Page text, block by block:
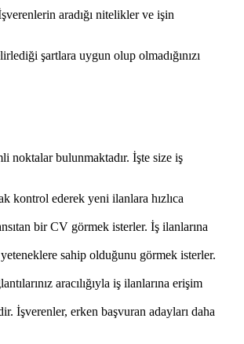
aradığı nitelikler ve işin
şartlara uygun olup olmadığınızı
noktalar bulunmaktadır. İşte size iş
kontrol ederek yeni ilanlara hızlıca
bir CV görmek isterler. İş ilanlarına
sahip olduğunu görmek isterler.
aracılığıyla iş ilanlarına erişim
İşverenler, erken başvuran adayları daha